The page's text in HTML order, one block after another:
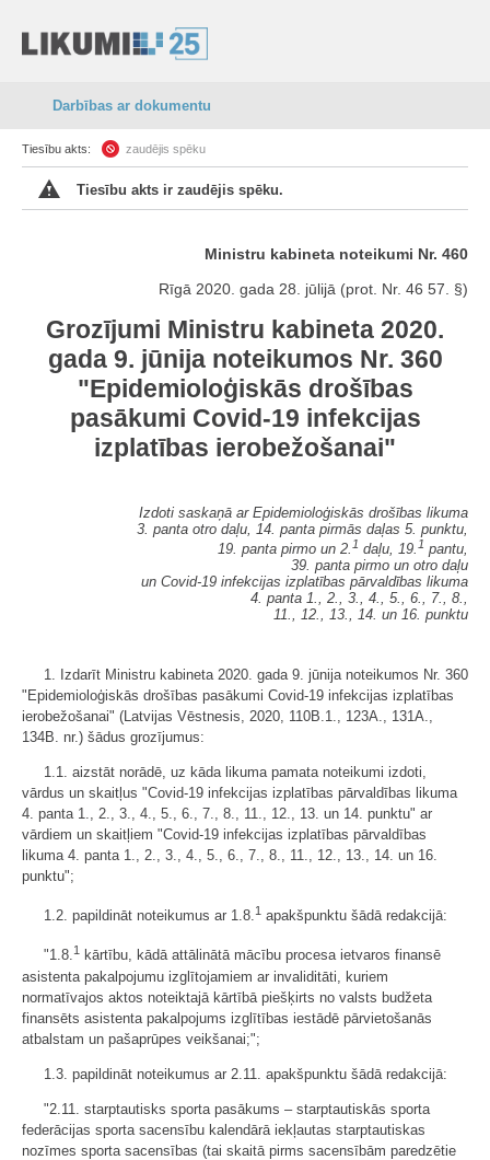
Darbības ar dokumentu
Tiesību akts: zaudējis spēku
Tiesību akts ir zaudējis spēku.
Ministru kabineta noteikumi Nr. 460
Rīgā 2020. gada 28. jūlijā (prot. Nr. 46 57. §)
Grozījumi Ministru kabineta 2020.
gada 9. jūnija noteikumos Nr. 360
"Epidemioloģiskās drošības
pasākumi Covid-19 infekcijas
izplatības ierobežošanai"
Izdoti saskaņā ar Epidemioloģiskās drošības likuma
3. panta otro daļu, 14. panta pirmās daļas 5. punktu,
19. panta pirmo un 2. 1 daļu, 19. 1 pantu,
39. panta pirmo un otro daļu
un Covid-19 infekcijas izplatības pārvaldības likuma
4. panta 1., 2., 3., 4., 5., 6., 7., 8.,
11., 12., 13., 14. un 16. punktu
1. Izdarīt Ministru kabineta 2020. gada 9. jūnija noteikumos Nr. 360
"Epidemioloģiskās drošības pasākumi Covid-19 infekcijas izplatības
ierobežošanai" (Latvijas Vēstnesis, 2020, 110B.1., 123A., 131A.,
134B. nr.) šādus grozījumus:
1.1. aizstāt norādē, uz kāda likuma pamata noteikumi izdoti,
vārdus un skaitļus "Covid-19 infekcijas izplatības pārvaldības likuma
4. panta 1., 2., 3., 4., 5., 6., 7., 8., 11., 12., 13. un 14. punktu" ar
vārdiem un skaitļiem "Covid-19 infekcijas izplatības pārvaldības
likuma 4. panta 1., 2., 3., 4., 5., 6., 7., 8., 11., 12., 13., 14. un 16.
punktu";
1.2. papildināt noteikumus ar 1.8.1 apakšpunktu šādā redakcijā:
"1.8.1
kārtību, kādā attālinātā mācību procesa ietvaros finansē
asistenta pakalpojumu izglītojamiem ar invaliditāti, kuriem
normatīvajos aktos noteiktajā kārtībā piešķirts no valsts budžeta
finansēts asistenta pakalpojums izglītības iestādē pārvietošanās
atbalstam un pašaprūpes veikšanai;";
1.3. papildināt noteikumus ar 2.11. apakšpunktu šādā redakcijā:
"2.11. starptautisks sporta pasākums – starptautiskās sporta
federācijas sporta sacensību kalendārā iekļautas starptautiskas
nozīmes sporta sacensības (tai skaitā pirms sacensībām paredzētie